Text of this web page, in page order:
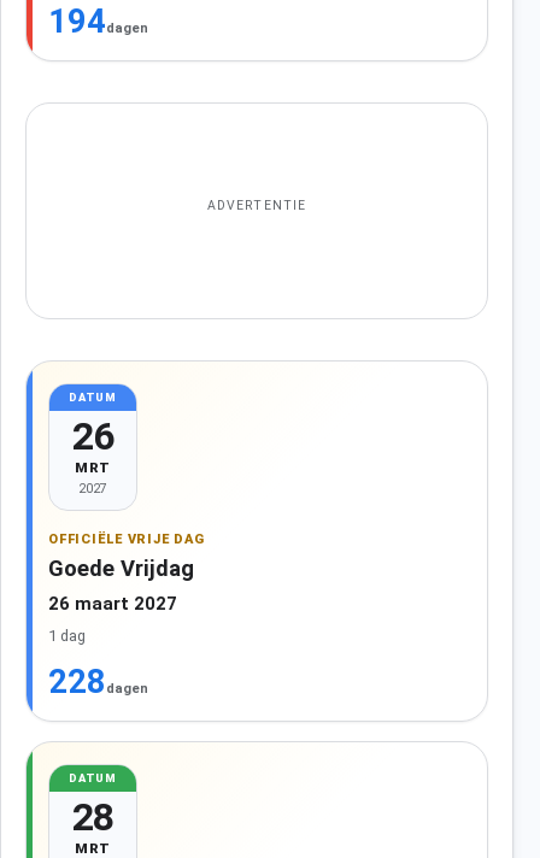
194dagen
ADVERTENTIE
DATUM
26
MRT
2027
OFFICIËLE VRIJE DAG
Goede Vrijdag
26 maart 2027
1 dag
228 dagen
DATUM
28
MRT